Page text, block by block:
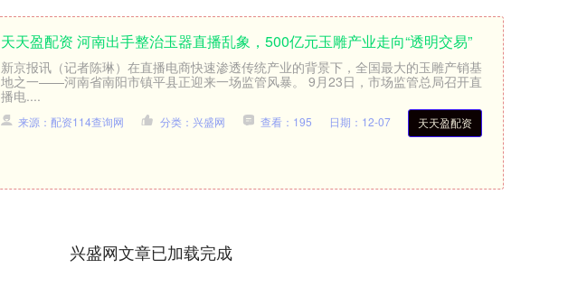
天天盈配资 河南出手整治玉器直播乱象，500亿元玉雕产业走向“透明交易”
新京报讯（记者陈琳）在直播电商快速渗透传统产业的背景下，全国最大的玉雕产销基
地之一——河南省南阳市镇平县正迎来一场监管风暴。 9月23日，市场监管总局召开直
播电....
天天盈配资
来源：配资114查询网 分类：兴盛网 查看：195 日期：12-07
兴盛网文章已加载完成